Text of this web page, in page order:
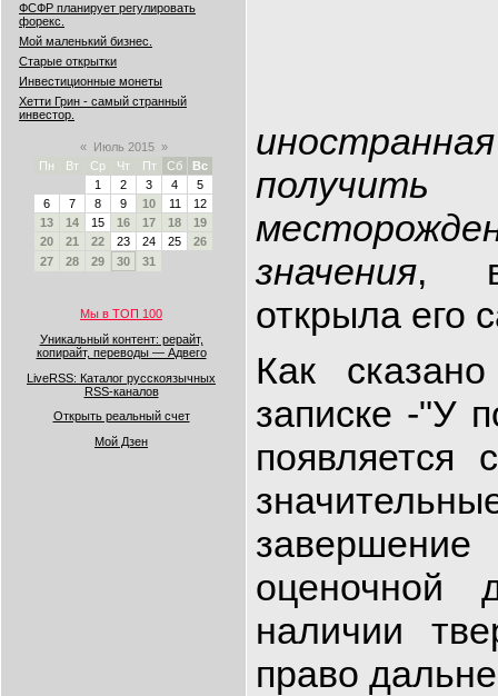
ФСФР планирует регулировать
форекс.
Мой маленький бизнес.
Старые открытки
Инвестиционные монеты
Хетти Грин - самый странный
инвестор.
« Июль 2015 »
Пн
Вт Ср Чт Пт Сб
Вс
1
2 3 4
5
6
7 8 9 10 11
12
13
14 15 16 17 18
19
20
21 22 23 24 25
26
27
28 29 30 31
Мы в ТОП 100
Уникальный контент: рерайт,
копирайт, переводы — Адвего
LiveRSS: Каталог русскоязычных
RSS-каналов
Открыть реальный счет
Мой Дзен
значения, в
открыла его
Как
записке -"У
появляется
оценочной
наличии
право